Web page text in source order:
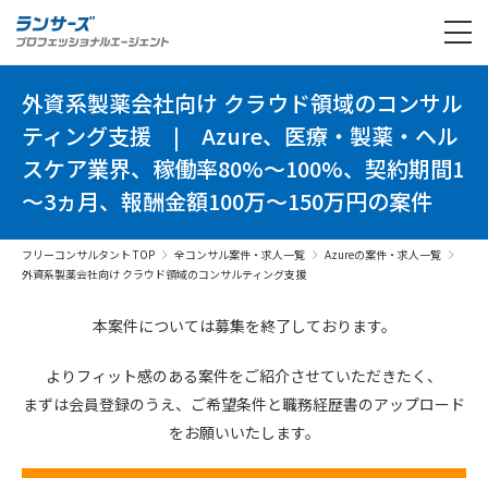
外資系製薬会社向け クラウド領域のコンサル
ティング支援 | Azure、医療・製薬・ヘル
スケア業界、稼働率80%～100%、契約期間1
～3ヵ月、報酬金額100万～150万円の案件
フリーコンサルタント TOP 全コンサル案件・求人一覧
Azureの案件・求人一覧
外資系製薬会社向け クラウド領域のコンサルティング支援
本案件については募集を終了しております。
よりフィット感のある案件をご紹介させていただきたく、
まずは会員登録のうえ、 ご希望条件と職務経歴書のアップロード
をお願いいたします。